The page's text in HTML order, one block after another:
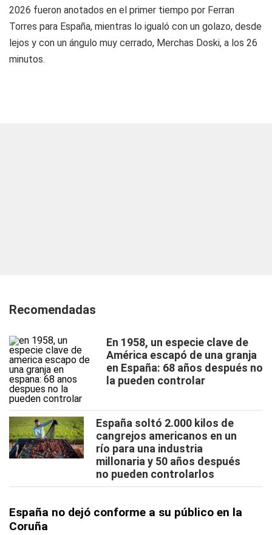
2026 fueron anotados en el primer tiempo por Ferran
Torres para España, mientras lo igualó con un golazo, desde
lejos y con un ángulo muy cerrado, Merchas Doski, a los 26
minutos.
Recomendadas
En 1958, un especie clave de
América escapó de una granja
en España: 68 años después no
la pueden controlar
España soltó 2.000 kilos de
cangrejos americanos en un
río para una industria
millonaria y 50 años después
no pueden controlarlos
España no dejó conforme a su público en la
Coruña